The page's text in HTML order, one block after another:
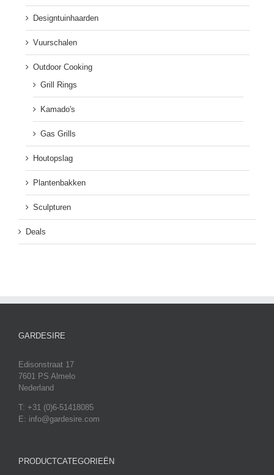
Designtuinhaarden
Vuurschalen
Outdoor Cooking
Grill Rings
Kamado's
Gas Grills
Houtopslag
Plantenbakken
Sculpturen
Deals
GARDESIRE
Edisonstraat 17
7601 PS Almelo
Nederland
T: +31 (0)6-51418085
E: info@gardesire.com
PRODUCTCATEGORIEËN